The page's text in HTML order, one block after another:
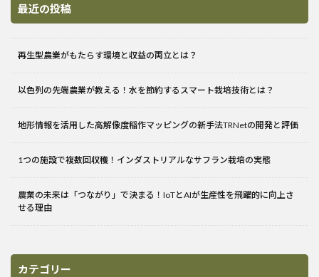
最近の投稿
再生型農業がもたらす環境と収益の両立とは？
以色列の先端農業が教える！水を節約するスマート栽培技術とは？
地形情報を活用した高解像度稲作マッピングの新手法TRNetの開発と評価
1つの施設で複数回収穫！インダストリアルなサフラン栽培の実態
農業の未来は「つながり」で決まる！IoTとAIが生産性を飛躍的に向上さ
せる理由
カテゴリー